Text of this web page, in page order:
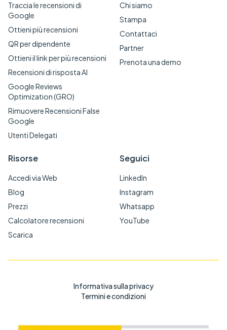
Traccia le recensioni di
Google
Ottieni più recensioni
QR per dipendente
Ottieni il link per più recensioni
Recensioni di risposta AI
Google Reviews
Optimization (GRO)
Rimuovere Recensioni False
Google
Utenti Delegati
Chi siamo
Stampa
Contattaci
Partner
Prenota una demo
Risorse
Accedi via Web
Blog
Prezzi
Calcolatore recensioni
Scarica
Seguici
LinkedIn
Instagram
Whatsapp
YouTube
Informativa sulla privacy
Termini e condizioni